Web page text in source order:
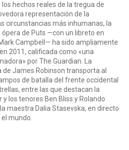
hechos reales de la tregua de
representación de la
circunstancias más inhumanas, la
de Puts —con un libreto en
Campbell— ha sido ampliamente
2011, calificada como «una
por The Guardian. La
James Robinson transporta al
de batalla del frente occidental
entre las que destacan la
los tenores Ben Bliss y Rolando
maestra Dalia Stasevska, en directo
mundo.